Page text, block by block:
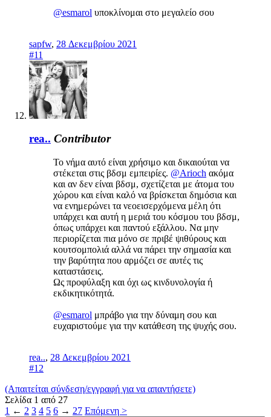
@esmarol υποκλίνομαι στο μεγαλείο σου
sapfw, 28 Δεκεμβρίου 2021
#11
rea.. Contributor
Το νήμα αυτό είναι χρήσιμο και δικαιούται να
στέκεται στις βδσμ εμπειρίες. @Arioch ακόμα
και αν δεν είναι βδσμ, σχετίζεται με άτομα του
χώρου και είναι καλό να βρίσκεται δημόσια και
να ενημερώνει τα νεοεισερχόμενα μέλη ότι
υπάρχει και αυτή η μεριά του κόσμου του βδσμ,
όπως υπάρχει και παντού εξάλλου. Να μην
περιορίζεται πια μόνο σε πριβέ ψιθύρους και
κουτσομπολιά αλλά να πάρει την σημασία και
την βαρύτητα που αρμόζει σε αυτές τις
καταστάσεις.
Ως προφύλαξη και όχι ως κινδυνολογία ή
εκδικητικότητά.
@esmarol μπράβο για την δύναμη σου και
ευχαριστούμε για την κατάθεση της ψυχής σου.
rea.., 28 Δεκεμβρίου 2021
#12
(Απαιτείται σύνδεση/εγγραφή για να απαντήσετε)
Σελίδα 1 από 27
1 ← 2 3 4 5 6 → 27 Επόμενη >